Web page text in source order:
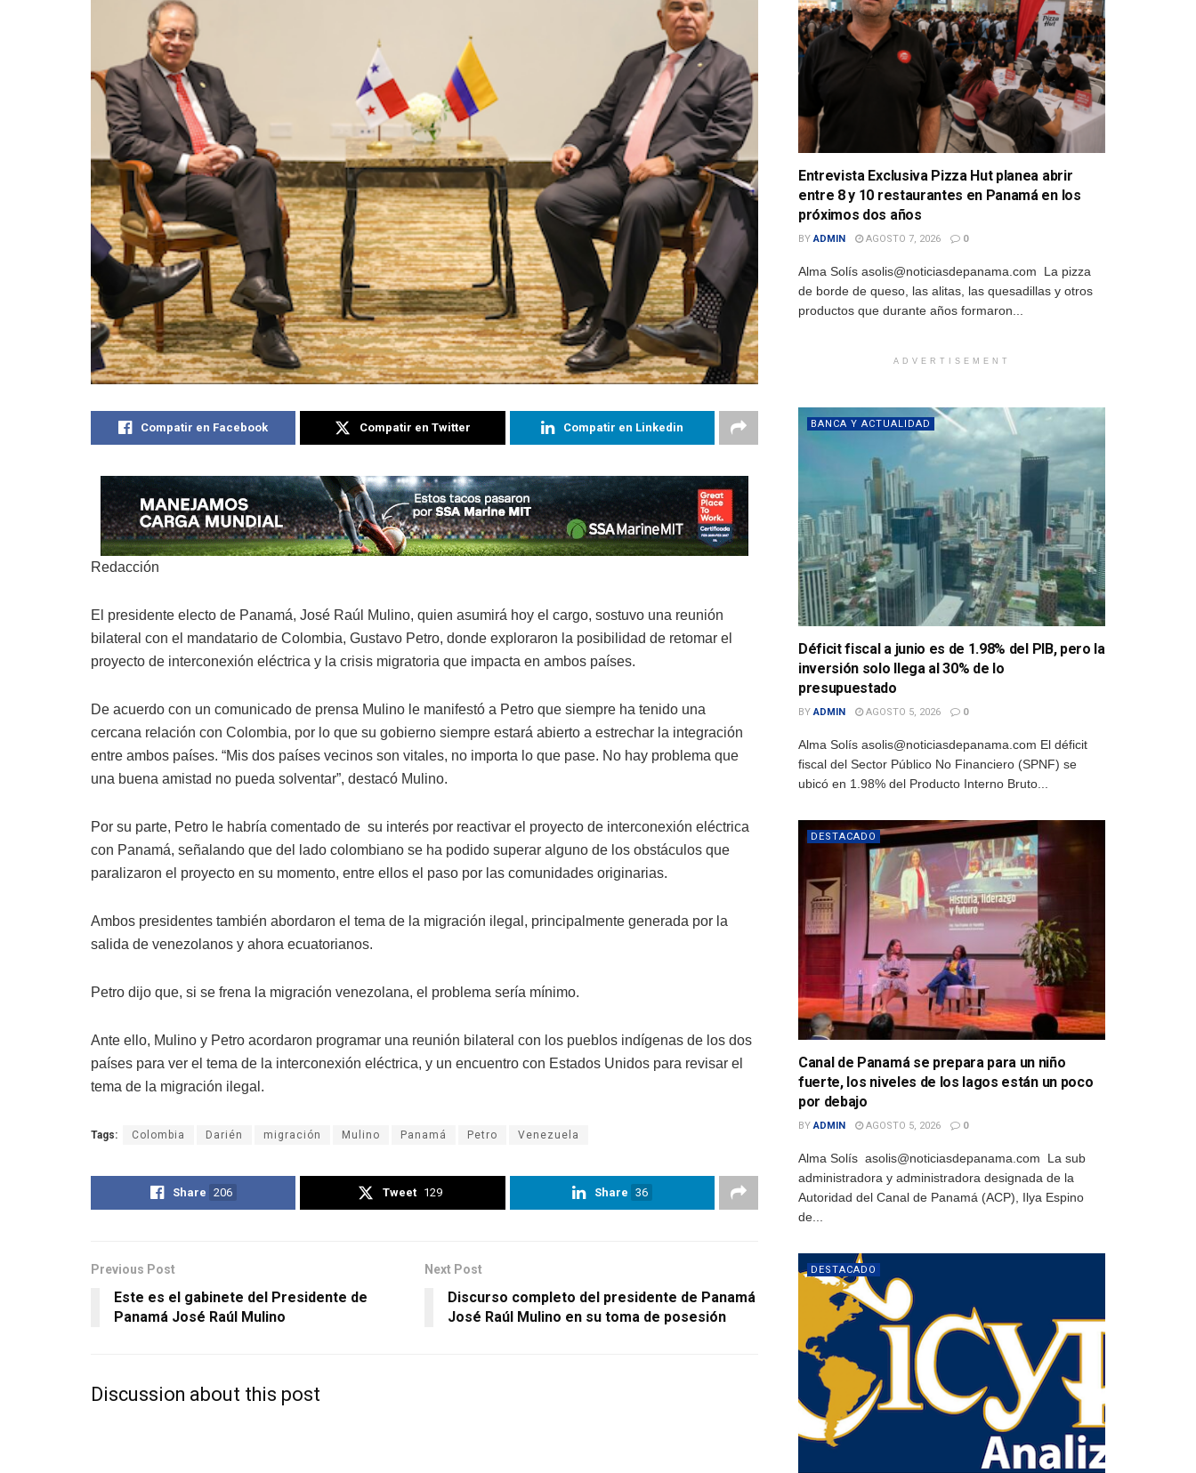
Compatir en Facebook Compatir en Twitter Compatir en Linkedin
Redacción
El presidente electo de Panamá, José Raúl Mulino, quien asumirá hoy el cargo, sostuvo una reunión
bilateral con el mandatario de Colombia, Gustavo Petro, donde exploraron la posibilidad de retomar el
proyecto de interconexión eléctrica y la crisis migratoria que impacta en ambos países.
De acuerdo con un comunicado de prensa Mulino le manifestó a Petro que siempre ha tenido una
cercana relación con Colombia, por lo que su gobierno siempre estará abierto a estrechar la integración
entre ambos países. “Mis dos países vecinos son vitales, no importa lo que pase. No hay problema que
una buena amistad no pueda solventar”, destacó Mulino.
Por su parte, Petro le habría comentado de su interés por reactivar el proyecto de interconexión eléctrica
con Panamá, señalando que del lado colombiano se ha podido superar alguno de los obstáculos que
paralizaron el proyecto en su momento, entre ellos el paso por las comunidades originarias.
Ambos presidentes también abordaron el tema de la migración ilegal, principalmente generada por la
salida de venezolanos y ahora ecuatorianos.
Petro dijo que, si se frena la migración venezolana, el problema sería mínimo.
Ante ello, Mulino y Petro acordaron programar una reunión bilateral con los pueblos indígenas de los dos
países para ver el tema de la interconexión eléctrica, y un encuentro con Estados Unidos para revisar el
tema de la migración ilegal.
Tags: Colombia Darién migración Mulino Panamá Petro Venezuela
Share 206 Tweet 129 Share 36
Previous Post
Este es el gabinete del Presidente de
Panamá José Raúl Mulino
Next Post
Discurso completo del presidente de Panamá
José Raúl Mulino en su toma de posesión
Discussion about this post
Entrevista Exclusiva Pizza Hut planea abrir
entre 8 y 10 restaurantes en Panamá en los
próximos dos años
BY ADMIN AGOSTO 7, 2026 0
Alma Solís asolis@noticiasdepanama.com La pizza
de borde de queso, las alitas, las quesadillas y otros
productos que durante años formaron...
ADVERTISEMENT
BANCA Y ACTUALIDAD
Déficit fiscal a junio es de 1.98% del PIB, pero la
inversión solo llega al 30% de lo
presupuestado
BY ADMIN AGOSTO 5, 2026 0
Alma Solís asolis@noticiasdepanama.com El déficit
fiscal del Sector Público No Financiero (SPNF) se
ubicó en 1.98% del Producto Interno Bruto...
DESTACADO
Canal de Panamá se prepara para un niño
fuerte, los niveles de los lagos están un poco
por debajo
BY ADMIN AGOSTO 5, 2026 0
Alma Solís asolis@noticiasdepanama.com La sub
administradora y administradora designada de la
Autoridad del Canal de Panamá (ACP), Ilya Espino
de...
DESTACADO